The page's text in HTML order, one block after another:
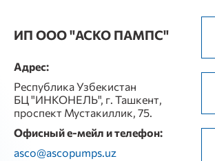
ИП ООО "АСКО ПАМПС"
Адрес:
Республика Узбекистан
БЦ "ИНКОНЕЛЬ", г. Ташкент,
проспект Мустакиллик, 75.
Офисный е-мейл и телефон:
asco@ascopumps.uz